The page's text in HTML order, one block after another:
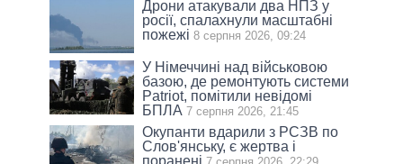
Дрони атакували два НПЗ у
росії, спалахнули масштабні
пожежі 8 серпня 2026, 09:24
У Німеччині над військовою
базою, де ремонтують системи
Patriot, помітили невідомі
БПЛА 7 серпня 2026, 21:45
Окупанти вдарили з РСЗВ по
Слов'янську, є жертва і